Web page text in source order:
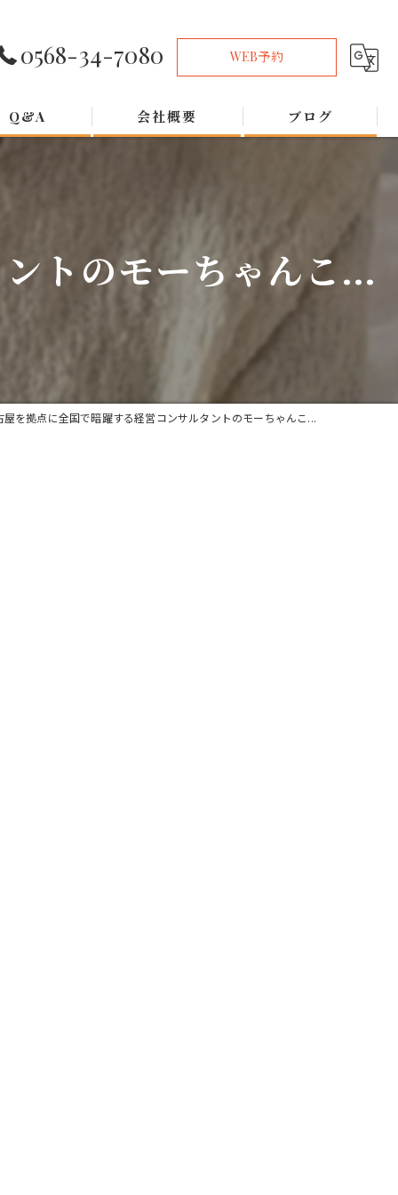
0568-34-7080 WEB予約
Q&A 会社概要 ブログ
トのモーちゃんこ...
屋を拠点に全国で暗躍する経営コンサルタントのモーちゃんこ...